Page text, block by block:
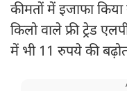
कीमतों में इजाफा
किलो वाले फ्री ट्रेड
में भी 11 रुपये की